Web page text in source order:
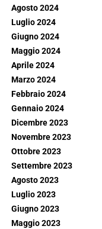
Agosto 2024
Luglio 2024
Giugno 2024
Maggio 2024
Aprile 2024
Marzo 2024
Febbraio 2024
Gennaio 2024
Dicembre 2023
Novembre 2023
Ottobre 2023
Settembre 2023
Agosto 2023
Luglio 2023
Giugno 2023
Maggio 2023